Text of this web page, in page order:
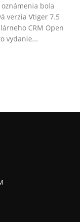
bola
verzia Vtiger 7.5
CRM Open
vydanie...